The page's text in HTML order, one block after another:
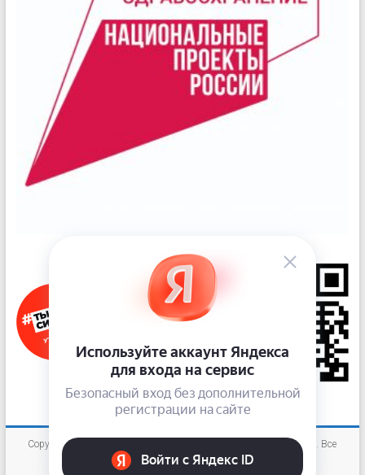
Copyright © 2026 «Новокузнецкий наркологический диспансер» . Все
права защищены.